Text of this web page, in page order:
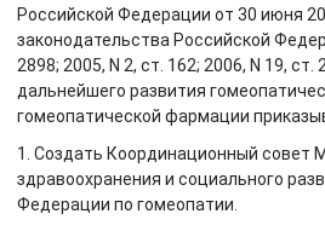
Российской Федерации от 30 июня
законодательства Российской
2898; 2005, N 2, ст. 162; 2006, N 19, ст.
дальнейшего развития
гомеопатической фармации
1. Создать Координационный совет
здравоохранения и социального
Федерации по гомеопатии.